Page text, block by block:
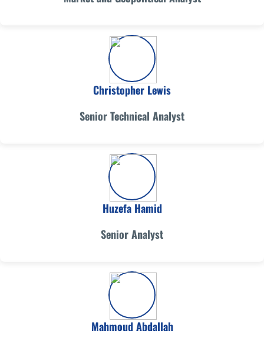
Christopher Lewis
Senior Technical Analyst
Huzefa Hamid
Senior Analyst
Mahmoud Abdallah